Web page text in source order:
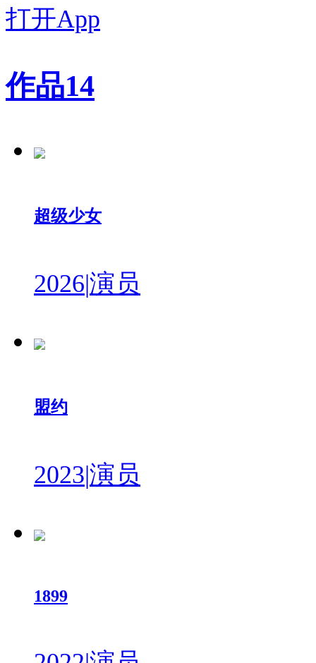
打开App
作品14
超级少女
2026|演员
盟约
2023|演员
1899